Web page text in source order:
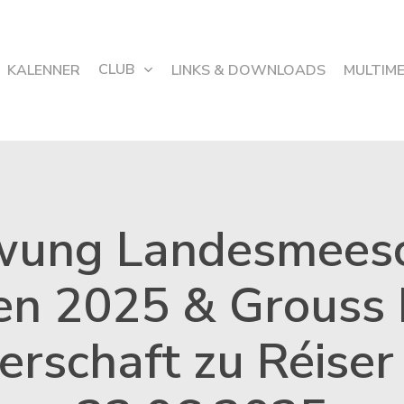
KALENNER CLUB LINKS & DOWNLOADS
2025 & Grouss
zu